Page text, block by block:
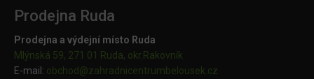
Prodejna Ruda
Prodejna a výdejní místo Ruda
Mlýnská 59, 271 01 Ruda, okr.Rakovník
E-mail: obchod@zahradnicentrumbelousek.cz